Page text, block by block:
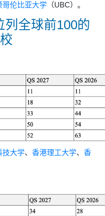
哥伦比亚大学 （UBC）。
全球前100的
技大学、 香港理工大学、 香